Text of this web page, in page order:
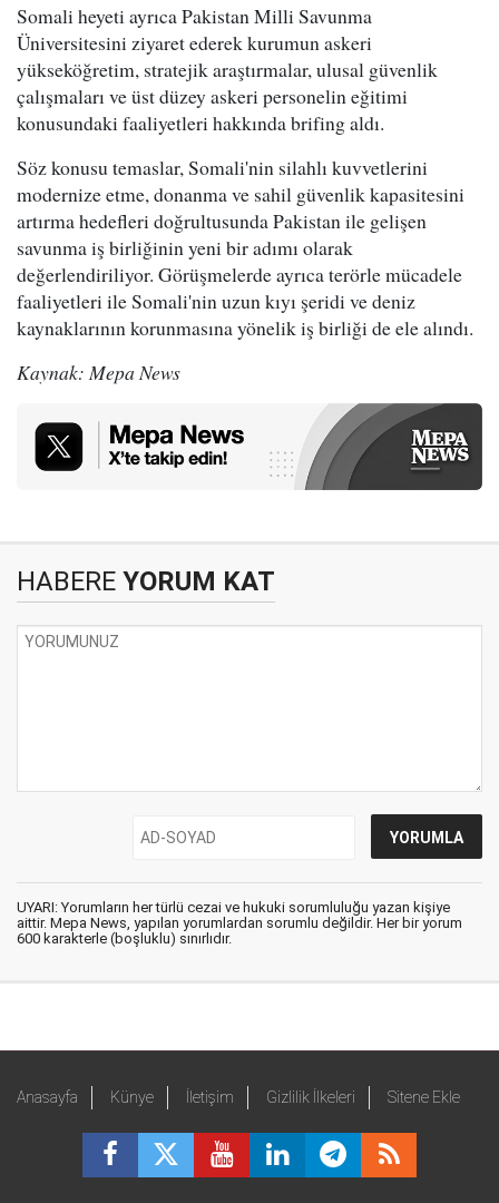
Somali heyeti ayrıca Pakistan Milli Savunma
Üniversitesini ziyaret ederek kurumun askeri
yükseköğretim, stratejik araştırmalar, ulusal güvenlik
çalışmaları ve üst düzey askeri personelin eğitimi
konusundaki faaliyetleri hakkında brifing aldı.
Söz konusu temaslar, Somali'nin silahlı kuvvetlerini
modernize etme, donanma ve sahil güvenlik kapasitesini
artırma hedefleri doğrultusunda Pakistan ile gelişen
savunma iş birliğinin yeni bir adımı olarak
değerlendiriliyor. Görüşmelerde ayrıca terörle mücadele
faaliyetleri ile Somali'nin uzun kıyı şeridi ve deniz
kaynaklarının korunmasına yönelik iş birliği de ele alındı.
Kaynak: Mepa News
HABERE YORUM KAT
UYARI: Yorumların her türlü cezai ve hukuki sorumluluğu yazan kişiye
aittir. Mepa News, yapılan yorumlardan sorumlu değildir. Her bir yorum
600 karakterle (boşluklu) sınırlıdır.
Anasayfa Künye İletişim Gizlilik İlkeleri Sitene Ekle